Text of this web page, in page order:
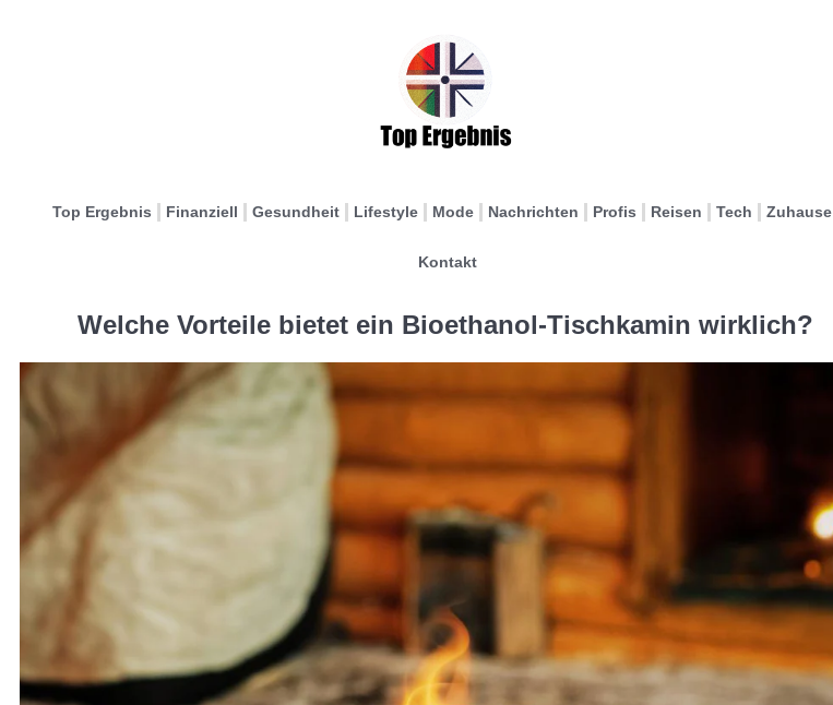
Top Ergebnis Finanziell Gesundheit Lifestyle Mode Nachrichten Profis Reisen Tech Zuhause
Kontakt
Welche Vorteile bietet ein Bioethanol-Tischkamin wirklich?